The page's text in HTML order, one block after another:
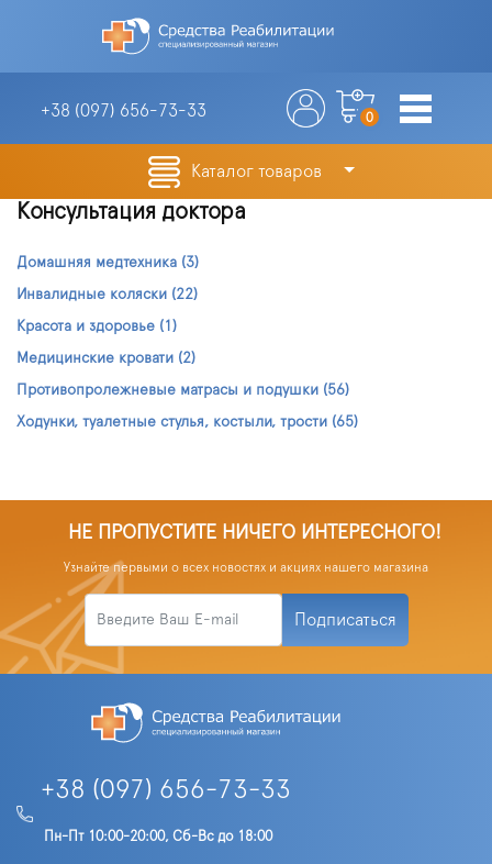
+38 (097) 656-73-33 0
Каталог товаров
Консультация доктора
Домашняя медтехника (3)
Инвалидные коляски (22)
Красота и здоровье (1)
Медицинские кровати (2)
Противопролежневые матрасы и подушки (56)
Ходунки, туалетные стулья, костыли, трости (65)
НЕ ПРОПУСТИТЕ НИЧЕГО ИНТЕРЕСНОГО!
Узнайте первыми о всех новостях и акциях нашего магазина
Подписаться
+38 (097) 656-73-33
Пн-Пт 10:00-20:00, Сб-Вс до 18:00